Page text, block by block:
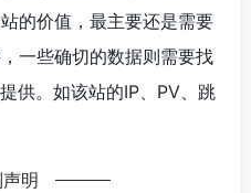
的价值，最主要还是需要
一些确切的数据则需要找
供。如该站的IP、PV、跳
明